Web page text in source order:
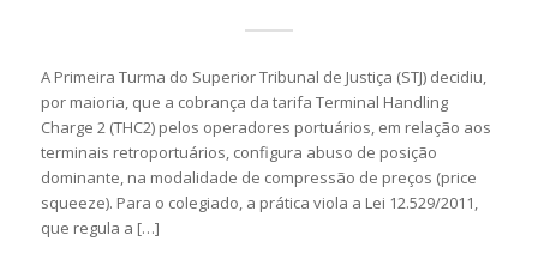
A Primeira Turma do Superior Tribunal de Justiça (STJ) decidiu,
por maioria, que a cobrança da tarifa Terminal Handling
Charge 2 (THC2) pelos operadores portuários, em relação aos
terminais retroportuários, configura abuso de posição
dominante, na modalidade de compressão de preços (price
squeeze). Para o colegiado, a prática viola a Lei 12.529/2011,
que regula a […]